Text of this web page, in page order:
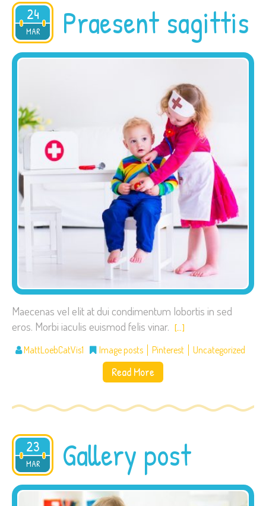
24
MAR
2015 Praesent sagittis
Maecenas vel elit at dui condimentum lobortis in sed
eros. Morbi iaculis euismod felis vinar. […]
MattLoebCatVis1 Image posts Pinterest Uncategorized
Read More
23
MAR
2015 Gallery post